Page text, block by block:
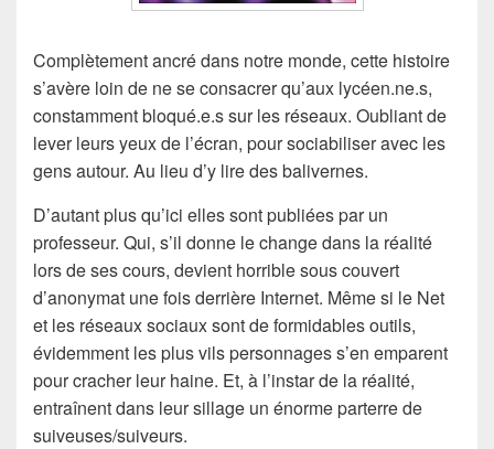
Complètement ancré dans notre monde, cette histoire
s’avère loin de ne se consacrer qu’aux lycéen.ne.s,
constamment bloqué.e.s sur les réseaux. Oubliant de
lever leurs yeux de l’écran, pour sociabiliser avec les
gens autour. Au lieu d’y lire des balivernes.
D’autant plus qu’ici elles sont publiées par un
professeur. Qui, s’il donne le change dans la réalité
lors de ses cours, devient horrible sous couvert
d’anonymat une fois derrière Internet. Même si le Net
et les réseaux sociaux sont de formidables outils,
évidemment les plus vils personnages s’en emparent
pour cracher leur haine. Et, à l’instar de la réalité,
entraînent dans leur sillage un énorme parterre de
suiveuses/suiveurs.